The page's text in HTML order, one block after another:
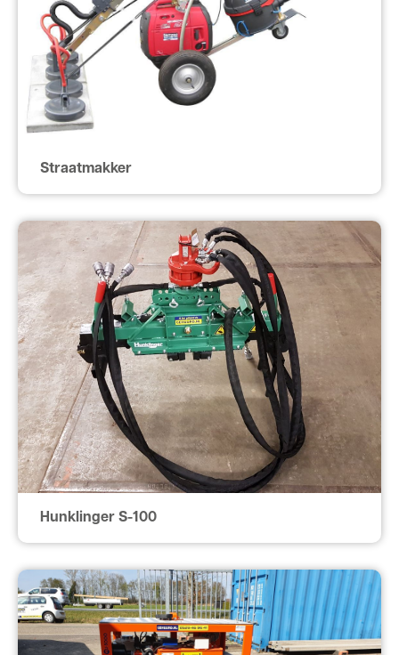
Straatmakker
Hunklinger S-100